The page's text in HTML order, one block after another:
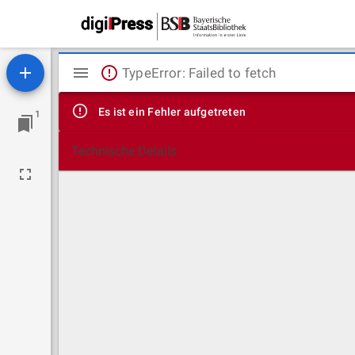
1
Mirador
Viewer
TypeError: Failed to fetch
Es ist ein Fehler aufgetreten
Technische Details